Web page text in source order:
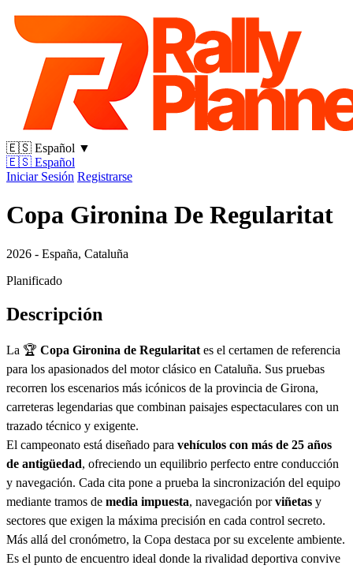
🇪🇸 Español ▼
🇪🇸 Español
Iniciar Sesión Registrarse
Copa Gironina De Regularitat
2026 - España, Cataluña
Planificado
Descripción
La 🏆 Copa Gironina de Regularitat es el certamen de referencia
para los apasionados del motor clásico en Cataluña. Sus pruebas
recorren los escenarios más icónicos de la provincia de Girona,
carreteras legendarias que combinan paisajes espectaculares con un
trazado técnico y exigente.
El campeonato está diseñado para vehículos con más de 25 años
de antigüedad, ofreciendo un equilibrio perfecto entre conducción
y navegación. Cada cita pone a prueba la sincronización del equipo
mediante tramos de media impuesta, navegación porviñetas y
sectores que exigen la máxima precisión en cada control secreto.
Más allá del cronómetro, la Copa destaca por su excelente ambiente.
Es el punto de encuentro ideal donde la rivalidad deportiva convive